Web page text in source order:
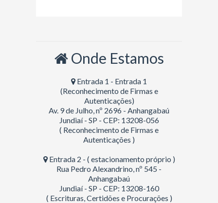
Onde Estamos
Entrada 1 - Entrada 1
(Reconhecimento de Firmas e
Autenticações)
Av. 9 de Julho, nº 2696 - Anhangabaú
Jundiaí - SP - CEP: 13208-056
( Reconhecimento de Firmas e
Autenticações )
Entrada 2 - ( estacionamento próprio )
Rua Pedro Alexandrino, nº 545 -
Anhangabaú
Jundiaí - SP - CEP: 13208-160
( Escrituras, Certidões e Procurações )